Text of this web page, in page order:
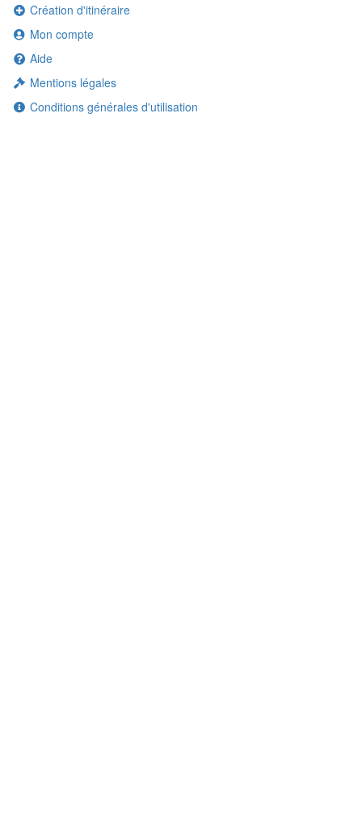
Création d'itinéraire
Mon compte
Aide
Mentions légales
Conditions générales d'utilisation